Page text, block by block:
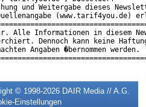
und Weitergabe dieses
(www.tarif4you.de)
Alle Informationen in diesem
Dennoch kann keine
Angaben �bernommen
© 1998-2026 DAIR Media // A.G.
Einstellungen